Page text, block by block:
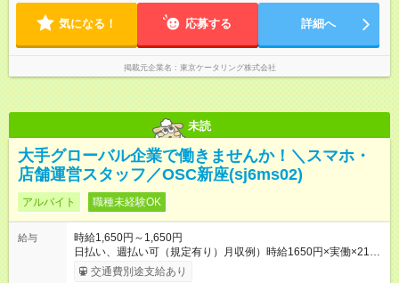
気になる！ 応募する 詳細へ
掲載元企業名 東京ケータリング株式会社
未読
大手グローバル企業で働きませんか！＼スマホ・
店舗運営スタッフ／OSC新座(sj6ms02)
アルバイト 職種未経験OK
給与
時給1,650円～1,650円
日払い、週払い可（規定有り）月収例）時給1650円×実働×21日
＝27万7200円 【試用期間】試用期間なし
交通費別途支給あり